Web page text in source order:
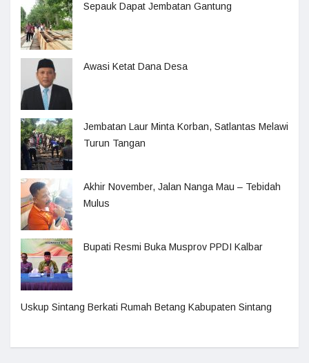
Sepauk Dapat Jembatan Gantung
Awasi Ketat Dana Desa
Jembatan Laur Minta Korban, Satlantas Melawi
Turun Tangan
Akhir November, Jalan Nanga Mau – Tebidah
Mulus
Bupati Resmi Buka Musprov PPDI Kalbar
Uskup Sintang Berkati Rumah Betang Kabupaten Sintang